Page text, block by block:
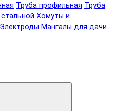
Труба профильная Труба
Хомуты и
Электроды Мангалы для дачи